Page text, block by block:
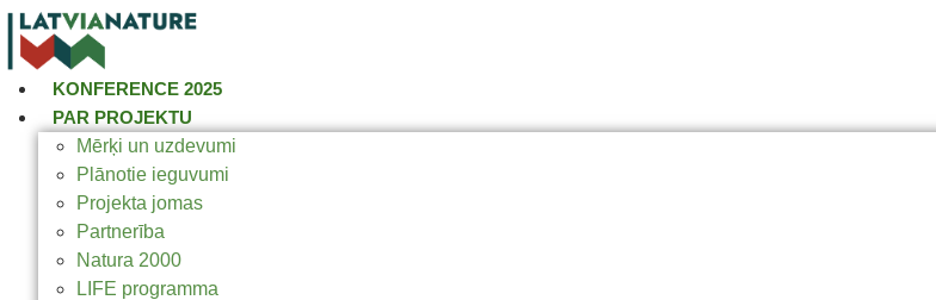
KONFERENCE 2025
PAR PROJEKTU
Mērķi un uzdevumi
Plānotie ieguvumi
Projekta jomas
Partnerība
Natura 2000
LIFE programma